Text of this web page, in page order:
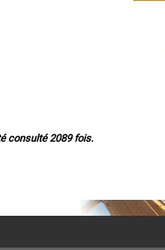
consulté 2089 fois.